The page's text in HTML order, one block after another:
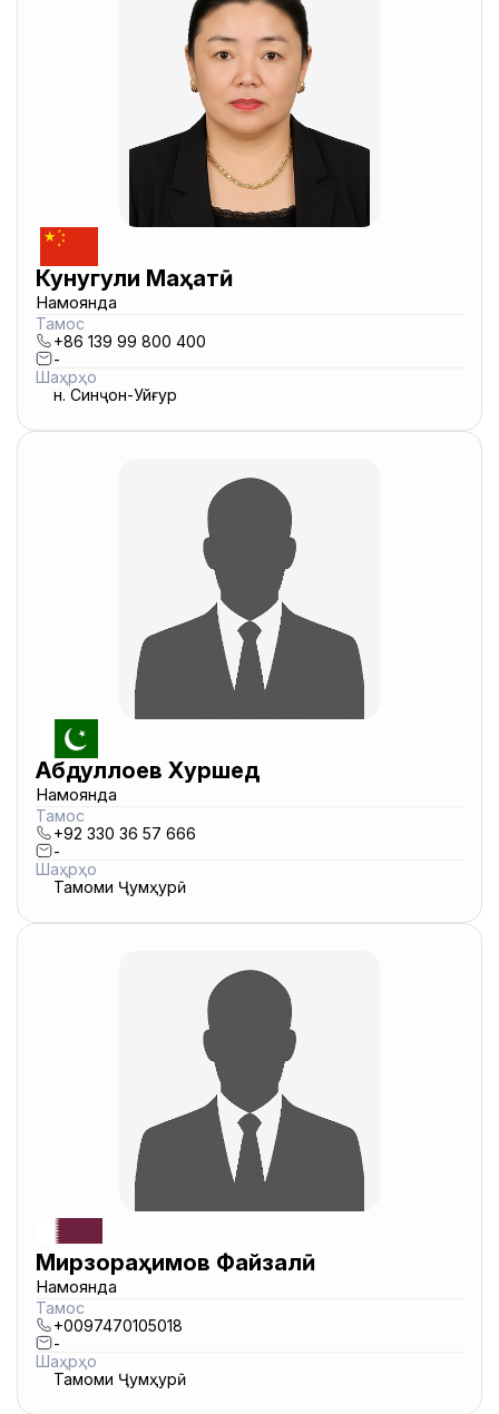
Кунугули Маҳатӣ
Намоянда
Тамос
+86 139 99 800 400
-
Шаҳрҳо
н. Синҷон-Уйғур
Абдуллоев Хуршед
Намоянда
Тамос
+92 330 36 57 666
-
Шаҳрҳо
Тамоми Ҷумҳурӣ
Мирзораҳимов Файзалӣ
Намоянда
Тамос
+0097470105018
-
Шаҳрҳо
Тамоми Ҷумҳурӣ